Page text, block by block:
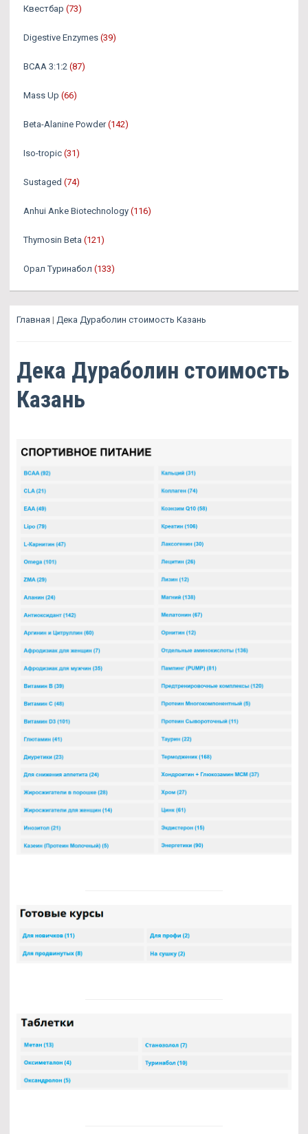
Квестбар (73)
Digestive Enzymes (39)
BCAA 3:1:2 (87)
Mass Up (66)
Beta-Alanine Powder (142)
Iso-tropic (31)
Sustaged (74)
Anhui Anke Biotechnology (116)
Thymosin Beta (121)
Орал Туринабол (133)
Главная | Дека Дураболин стоимость Казань
Дека Дураболин стоимость
Казань